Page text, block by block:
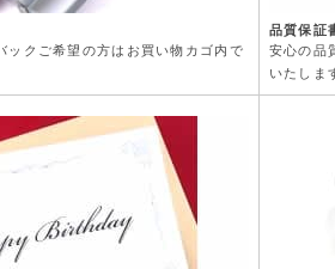
ックご希望の方はお買い物カゴ内で
品質保証
安心の品
いたしま